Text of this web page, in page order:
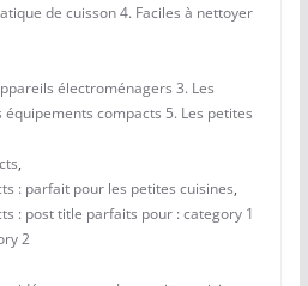
de cuisson 4. Faciles à nettoyer
électroménagers 3. Les
équipements compacts 5. Les petites
,
: parfait pour les petites cuisines,
: post title parfaits pour : category 1
2